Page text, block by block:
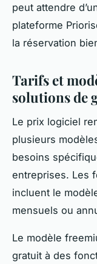
peut attendre
plateforme
la réservation
Tarifs et
solutions de
Le prix logiciel
plusieurs
besoins
entreprises. Les
incluent le
mensuels ou
Le modèle
gratuit à des